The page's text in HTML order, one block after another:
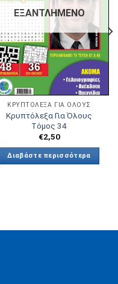
ΕΞΑΝΤΛΗΜΈΝΟ
ΚΡΥΠΤΌΛΕΞΑ ΓΙΑ ΌΛΟΥΣ
Κρυπτόλεξα Για Όλους
Τόμος 34
€2,50
Διαβάστε περισσότερα